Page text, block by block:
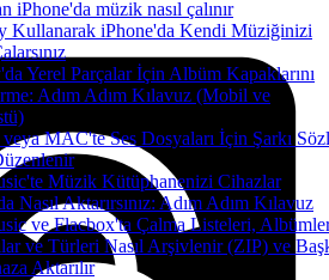
iPhone'da müzik nasıl çalınır
Kullanarak iPhone'da Kendi Müziğinizi
Yerel Parçalar İçin Albüm Kapaklarını
Adım Adım Kılavuz (Mobil ve
MAC'te Ses Dosyaları İçin Şarkı
Müzik Kütüphanenizi Cihazlar
Nasıl Aktarırsınız: Adım Adım Kılavuz
ve Flacbox'ta Çalma Listeleri,
ve Türleri Nasıl Arşivlenir (ZIP) ve
Aktarılır